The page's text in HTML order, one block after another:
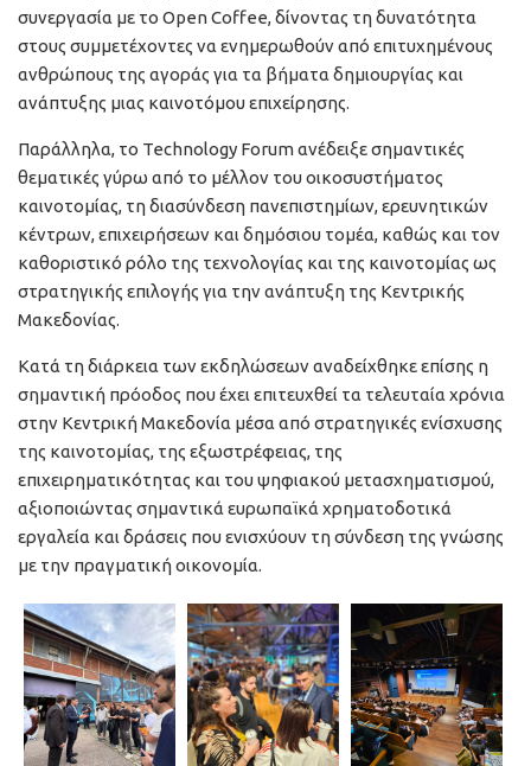
συνεργασία με το Open Coffee, δίνοντας τη δυνατότητα
στους συμμετέχοντες να ενημερωθούν από επιτυχημένους
ανθρώπους της αγοράς για τα βήματα δημιουργίας και
ανάπτυξης μιας καινοτόμου επιχείρησης.
Παράλληλα, το Technology Forum ανέδειξε σημαντικές
θεματικές γύρω από το μέλλον του οικοσυστήματος
καινοτομίας, τη διασύνδεση πανεπιστημίων, ερευνητικών
κέντρων, επιχειρήσεων και δημόσιου τομέα, καθώς και τον
καθοριστικό ρόλο της τεχνολογίας και της καινοτομίας ως
στρατηγικής επιλογής για την ανάπτυξη της Κεντρικής
Μακεδονίας.
Κατά τη διάρκεια των εκδηλώσεων αναδείχθηκε επίσης η
σημαντική πρόοδος που έχει επιτευχθεί τα τελευταία χρόνια
στην Κεντρική Μακεδονία μέσα από στρατηγικές ενίσχυσης
της καινοτομίας, της εξωστρέφειας, της
επιχειρηματικότητας και του ψηφιακού μετασχηματισμού,
αξιοποιώντας σημαντικά ευρωπαϊκά χρηματοδοτικά
εργαλεία και δράσεις που ενισχύουν τη σύνδεση της γνώσης
με την πραγματική οικονομία.